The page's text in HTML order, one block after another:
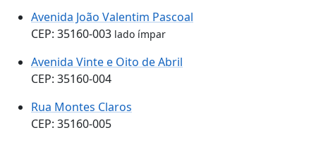
Avenida João Valentim Pascoal
CEP: 35160-003 lado ímpar
Avenida Vinte e Oito de Abril
CEP: 35160-004
Rua Montes Claros
CEP: 35160-005